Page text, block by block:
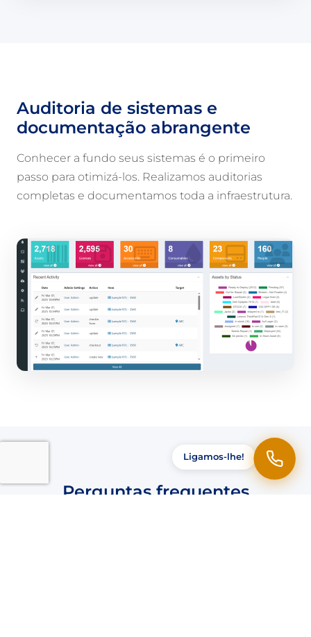
Auditoria de sistemas e
documentação abrangente
Conhecer a fundo seus sistemas é o primeiro
passo para otimizá-los. Realizamos auditorias
completas e documentamos toda a infraestrutura.
Perguntas frequentes
Ligamos-lhe!